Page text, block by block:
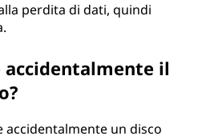
perdita di dati, quindi
accidentalmente il
accidentalmente un disco